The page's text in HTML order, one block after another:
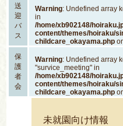
送
迎
バ
ス
Warning: Undefined array
in
/home/xb902148/
content/themes/hoiraku/
childcare_okayama.php
保
護
者
会
Warning: Undefined array
"survice_meeting" in
/home/xb902148/
content/themes/hoiraku/
childcare_okayama.php
未就園向け情報